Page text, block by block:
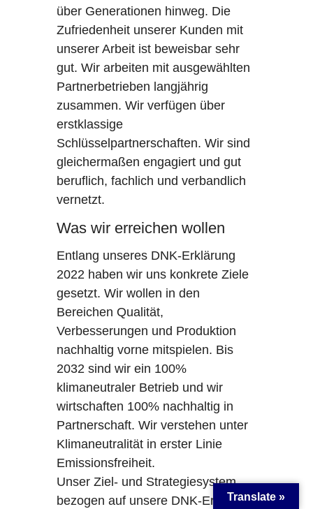
über Generationen hinweg. Die
Zufriedenheit unserer Kunden mit
unserer Arbeit ist beweisbar sehr
gut. Wir arbeiten mit ausgewählten
Partnerbetrieben langjährig
zusammen. Wir verfügen über
erstklassige
Schlüsselpartnerschaften. Wir sind
gleichermaßen engagiert und gut
beruflich, fachlich und verbandlich
vernetzt.
Was wir erreichen wollen
Entlang unseres DNK-Erklärung
2022 haben wir uns konkrete Ziele
gesetzt. Wir wollen in den
Bereichen Qualität,
Verbesserungen und Produktion
nachhaltig vorne mitspielen. Bis
2032 sind wir ein 100%
klimaneutraler Betrieb und wir
wirtschaften 100% nachhaltig in
Partnerschaft. Wir verstehen unter
Klimaneutralität in erster Linie
Emissionsfreiheit.
Unser Ziel- und Strategiesystem
bezogen auf unsere DNK-ErklärungTranslate »